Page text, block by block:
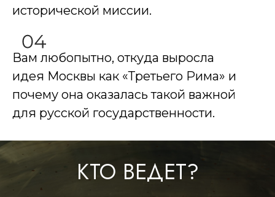
исторической миссии.
Вам любопытно, откуда выросла
идея Москвы как «Третьего Рима» и
почему она оказалась такой важной
для русской государственности.
КТО ВЕДЕТ?